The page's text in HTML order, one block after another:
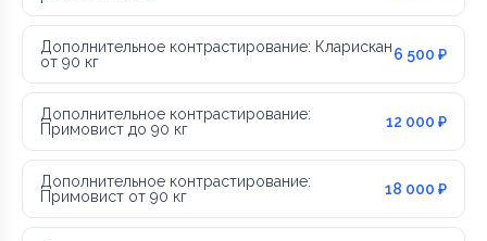
Дополнительное контрастирование: Кларискан
от 90 кг
6 500 ₽
Дополнительное контрастирование:
Примовист до 90 кг
12 000 ₽
Дополнительное контрастирование:
Примовист от 90 кг
18 000 ₽